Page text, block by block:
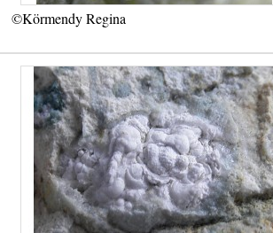
©Körmendy Regina